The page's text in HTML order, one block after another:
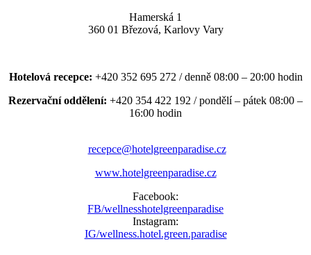
Hamerská 1
360 01 Březová, Karlovy Vary
Hotelová recepce: +420 352 695 272 / denně 08:00 – 20:00 hodin
Rezervační oddělení: +420 354 422 192 / pondělí – pátek 08:00 –
16:00 hodin
recepce@hotelgreenparadise.cz
www.hotelgreenparadise.cz
Facebook:
FB/wellnesshotelgreenparadise
Instagram:
IG/wellness.hotel.green.paradise